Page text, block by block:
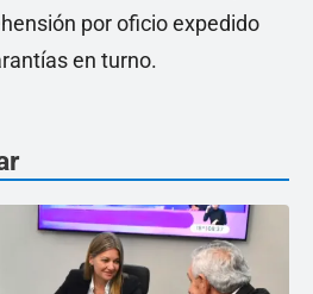
por oficio expedido
en turno.